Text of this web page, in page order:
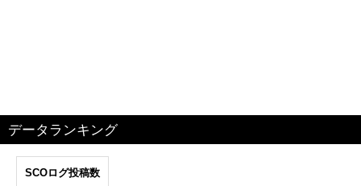
データランキング
SCOログ投稿数